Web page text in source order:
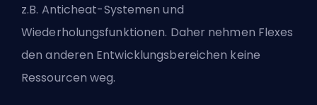
z.B. Anticheat-Systemen und
Wiederholungsfunktionen. Daher nehmen Flexes
den anderen Entwicklungsbereichen keine
Ressourcen weg.